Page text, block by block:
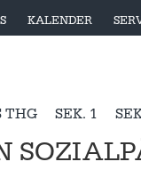
KALENDER
THG SEK. 1